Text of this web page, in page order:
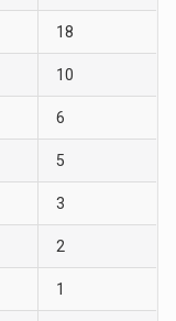
18
10
6
5
3
2
1